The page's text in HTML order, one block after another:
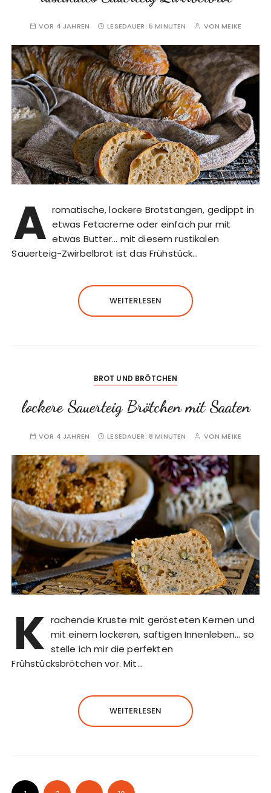
VOR 4 JAHREN LESEDAUER: 5 MINUTEN VONMEIKE
A romatische, lockere Brotstangen, gedippt in
etwas Fetacreme oder einfach pur mit
etwas Butter… mit diesem rustikalen
Sauerteig-Zwirbelbrot ist das Frühstück…
WEITERLESEN
BROT UND BRÖTCHEN
lockere Sauerteig Brötchen mit Saaten
VOR 4 JAHREN LESEDAUER: 8 MINUTEN VONMEIKE
K rachende Kruste mit gerösteten Kernen und
mit einem lockeren, saftigen Innenleben… so
stelle ich mir die perfekten
Frühstücksbrötchen vor. Mit…
WEITERLESEN